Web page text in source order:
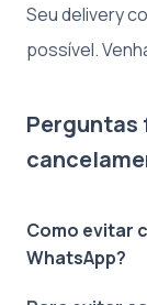
Seu delivery
possível.
Perguntas
Como evitar
WhatsApp?